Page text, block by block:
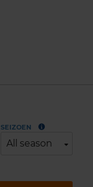
SEIZOEN
All season